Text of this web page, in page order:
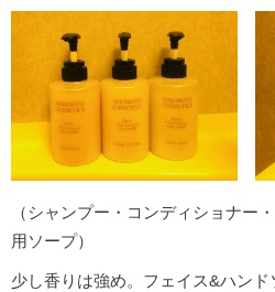
（シャンプー・コンディショナー
用ソープ）
少し香りは強め。フェイス&ハンド